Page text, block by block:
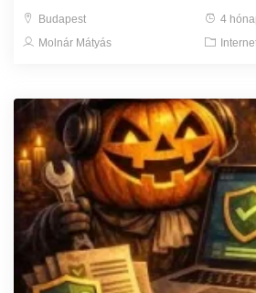
Budapest
4
Molnár Mátyás